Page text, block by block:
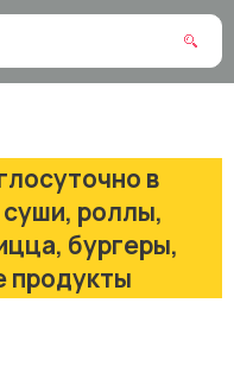
в
роллы,
бургеры,
продукты